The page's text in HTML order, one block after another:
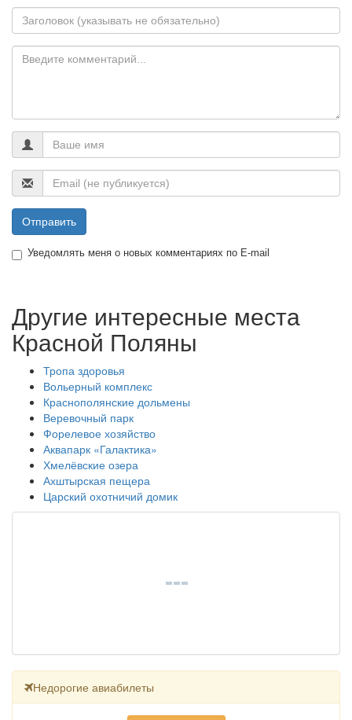
Отправить
Уведомлять меня о новых комментариях по E-mail
Другие интересные места
Красной Поляны
Тропа здоровья
Вольерный комплекс
Краснополянские дольмены
Веревочный парк
Форелевое хозяйство
Аквапарк «Галактика»
Хмелёвские озера
Ахштырская пещера
Царский охотничий домик
Недорогие авиабилеты